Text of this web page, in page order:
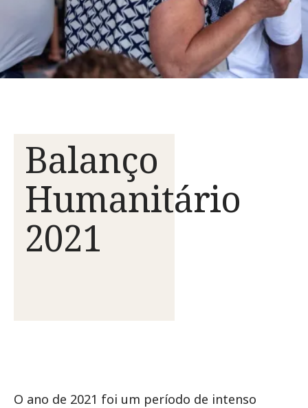
Balanço
Humanitário
2021
O ano de 2021 foi um período de intenso